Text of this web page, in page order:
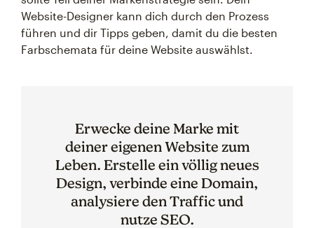
Website-Designer kann dich durch den Prozess
führen und dir Tipps geben, damit du die besten
Farbschemata für deine Website auswählst.
Erwecke deine Marke mit
deiner eigenen Website zum
Leben. Erstelle ein völlig neues
Design, verbinde eine Domain,
analysiere den Traffic und
nutze SEO.